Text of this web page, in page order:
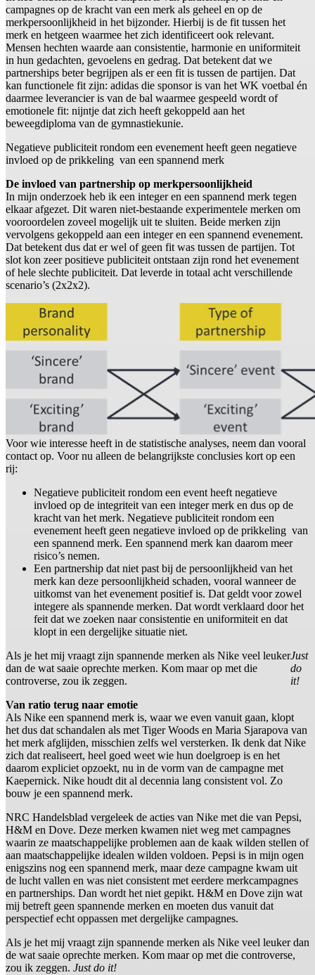
campagnes op de kracht van een merk als geheel en op de
merkpersoonlijkheid in het bijzonder. Hierbij is de fit tussen het
merk en hetgeen waarmee het zich identificeert ook relevant.
Mensen hechten waarde aan consistentie, harmonie en uniformiteit
in hun gedachten, gevoelens en gedrag. Dat betekent dat we
partnerships beter begrijpen als er een fit is tussen de partijen. Dat
kan functionele fit zijn: adidas die sponsor is van het WK voetbal én
daarmee leverancier is van de bal waarmee gespeeld wordt of
emotionele fit: nijntje dat zich heeft gekoppeld aan het
beweegdiploma van de gymnastiekunie.
Negatieve publiciteit rondom een evenement heeft geen negatieve
invloed op de prikkeling van een spannend merk
De invloed van partnership op merkpersoonlijkheid
In mijn onderzoek heb ik een integer en een spannend merk tegen
elkaar afgezet. Dit waren niet-bestaande experimentele merken om
vooroordelen zoveel mogelijk uit te sluiten. Beide merken zijn
vervolgens gekoppeld aan een integer en een spannend evenement.
Dat betekent dus dat er wel of geen fit was tussen de partijen. Tot
slot kon zeer positieve publiciteit ontstaan zijn rond het evenement
of hele slechte publiciteit. Dat leverde in totaal acht verschillende
scenario’s (2x2x2).
Voor wie interesse heeft in de statistische analyses, neem dan vooral
contact op. Voor nu alleen de belangrijkste conclusies kort op een
rij:
Negatieve publiciteit rondom een event heeft negatieve
invloed op de integriteit van een integer merk en dus op de
kracht van het merk. Negatieve publiciteit rondom een
evenement heeft geen negatieve invloed op de prikkeling van
een spannend merk. Een spannend merk kan daarom meer
risico’s nemen.
Een partnership dat niet past bij de persoonlijkheid van het
merk kan deze persoonlijkheid schaden, vooral wanneer de
uitkomst van het evenement positief is. Dat geldt voor zowel
integere als spannende merken. Dat wordt verklaard door het
feit dat we zoeken naar consistentie en uniformiteit en dat
klopt in een dergelijke situatie niet.
Als je het mij vraagt zijn spannende merken als Nike veel leuker
dan de wat saaie oprechte merken. Kom maar op met die
controverse, zou ik zeggen.
Just
do
it!
Van ratio terug naar emotie
Als Nike een spannend merk is, waar we even vanuit gaan, klopt
het dus dat schandalen als met Tiger Woods en Maria Sjarapova van
het merk afglijden, misschien zelfs wel versterken. Ik denk dat Nike
zich dat realiseert, heel goed weet wie hun doelgroep is en het
daarom expliciet opzoekt, nu in de vorm van de campagne met
Kaepernick. Nike houdt dit al decennia lang consistent vol. Zo
bouw je een spannend merk.
NRC Handelsblad vergeleek de acties van Nike met die van Pepsi,
H&M en Dove. Deze merken kwamen niet weg met campagnes
waarin ze maatschappelijke problemen aan de kaak wilden stellen of
aan maatschappelijke idealen wilden voldoen. Pepsi is in mijn ogen
enigszins nog een spannend merk, maar deze campagne kwam uit
de lucht vallen en was niet consistent met eerdere merkcampagnes
en partnerships. Dan wordt het niet gepikt. H&M en Dove zijn wat
mij betreft geen spannende merken en moeten dus vanuit dat
perspectief echt oppassen met dergelijke campagnes.
Als je het mij vraagt zijn spannende merken als Nike veel leuker dan
de wat saaie oprechte merken. Kom maar op met die controverse,
zou ik zeggen. Just do it!